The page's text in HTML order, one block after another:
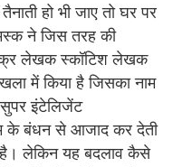
हो भी जाए तो घर पर
ने जिस तरह की
लेखक स्कॉटिश लेखक
में किया है जिसका नाम
इंटेलिजेंट
के बंधन से आजाद कर देती
है। लेकिन यह बदलाव कैसे